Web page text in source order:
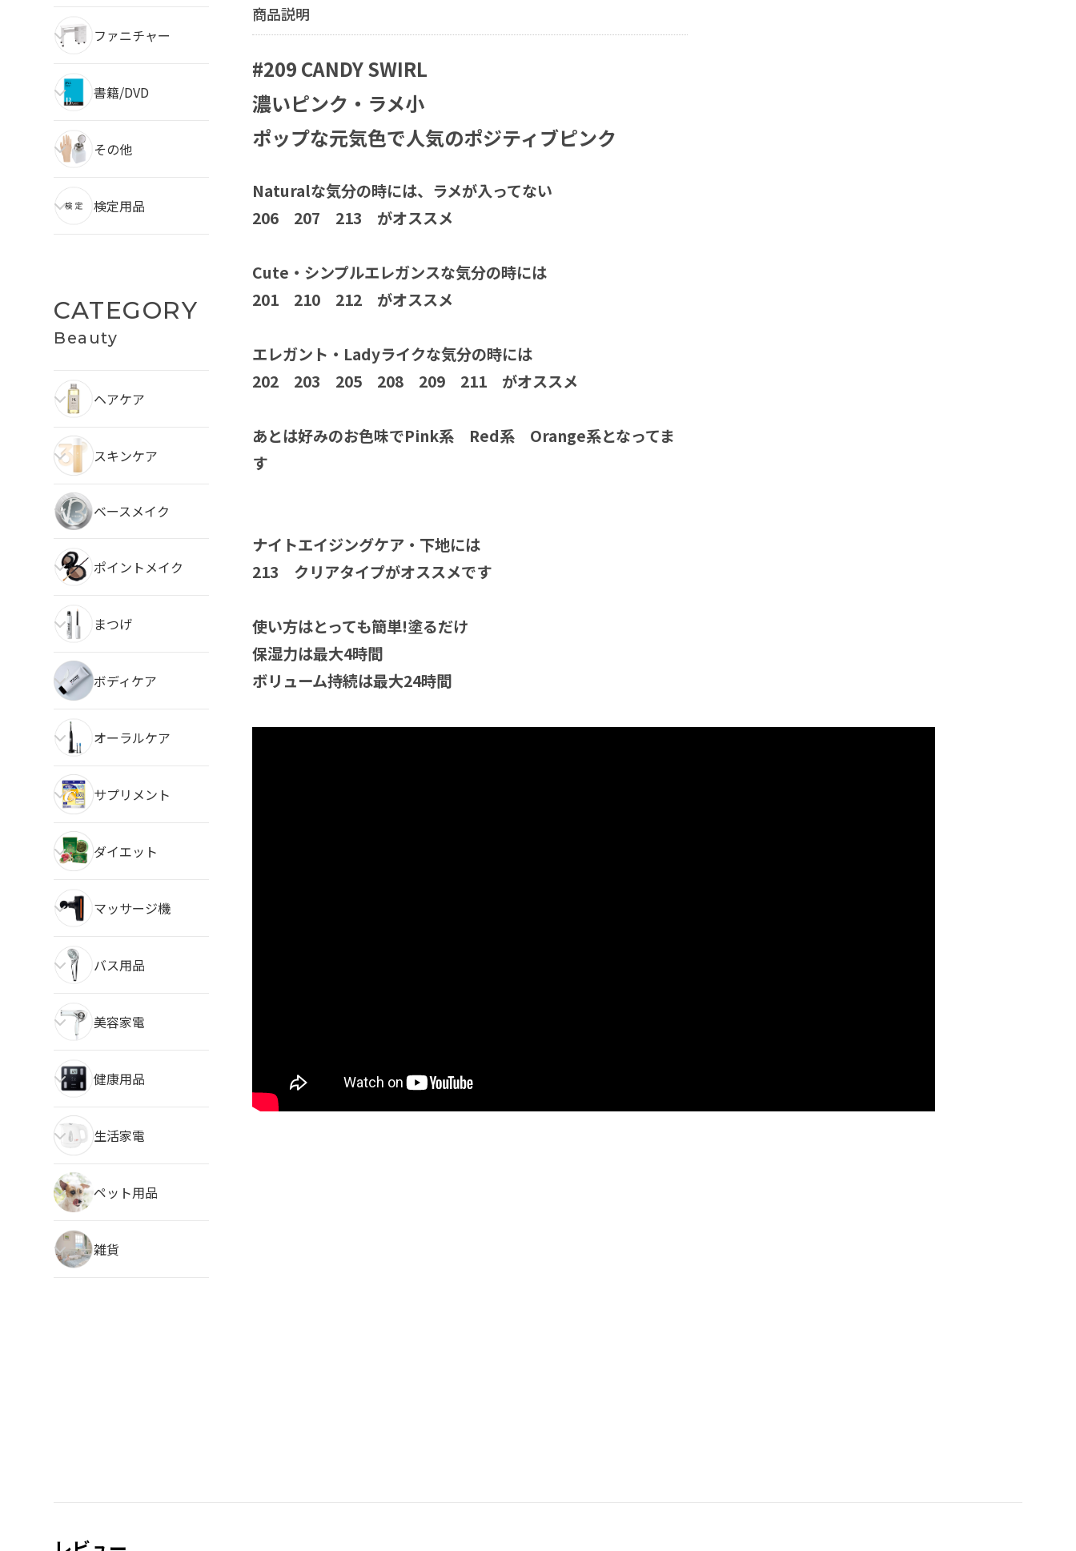
ファニチャー
書籍/DVD
その他
検定用品
CATEGORY
Beauty
ヘアケア
スキンケア
ベースメイク
ポイントメイク
まつげ
ボディケア
オーラルケア
サプリメント
ダイエット
マッサージ機
バス用品
美容家電
健康用品
生活家電
ペット用品
雑貨
商品説明
#209 CANDY SWIRL
濃いピンク・ラメ小
ポップな元気色で人気のポジティブピンク
Naturalな気分の時には、ラメが入ってない
206 207 213 がオススメ
Cute・シンプルエレガンスな気分の時には
201 210 212 がオススメ
エレガント・Ladyライクな気分の時には
202 203 205 208 209 211 がオススメ
あとは好みのお色味でPink系 Red系 Orange系となってま
す
ナイトエイジングケア・下地には
213 クリアタイプがオススメです
使い方はとっても簡単!塗るだけ
保湿力は最大4時間
ボリューム持続は最大24時間